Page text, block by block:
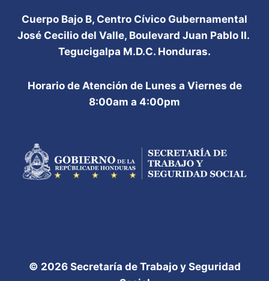
Cuerpo Bajo B, Centro Cívico Gubernamental
José Cecilio del Valle, Boulevard Juan Pablo II.
Tegucigalpa M.D.C. Honduras.
Horario de Atención de Lunes a Viernes de
8:00am a 4:00pm
© 2026 Secretaría de Trabajo y Seguridad